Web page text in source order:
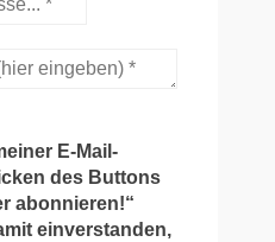
E-Mail-
des Buttons
abonnieren!“
einverstanden,